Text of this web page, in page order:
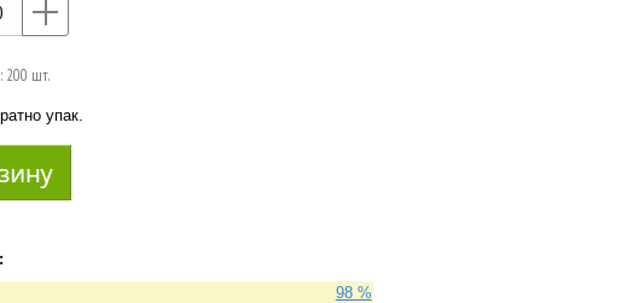
200 шт.
упак.
98 %